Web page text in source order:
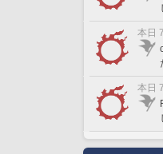
本日
本日